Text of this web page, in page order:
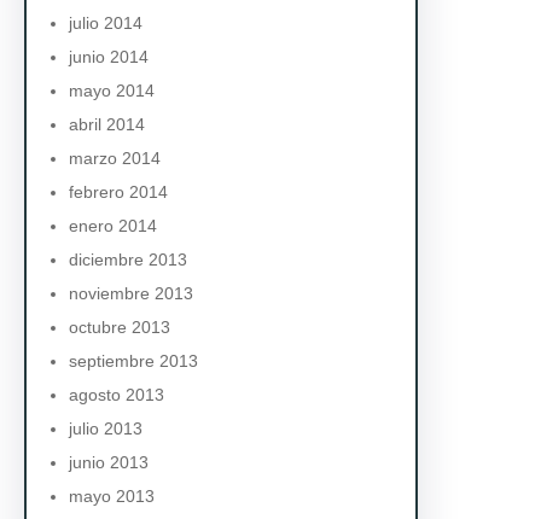
julio 2014
junio 2014
mayo 2014
abril 2014
marzo 2014
febrero 2014
enero 2014
diciembre 2013
noviembre 2013
octubre 2013
septiembre 2013
agosto 2013
julio 2013
junio 2013
mayo 2013